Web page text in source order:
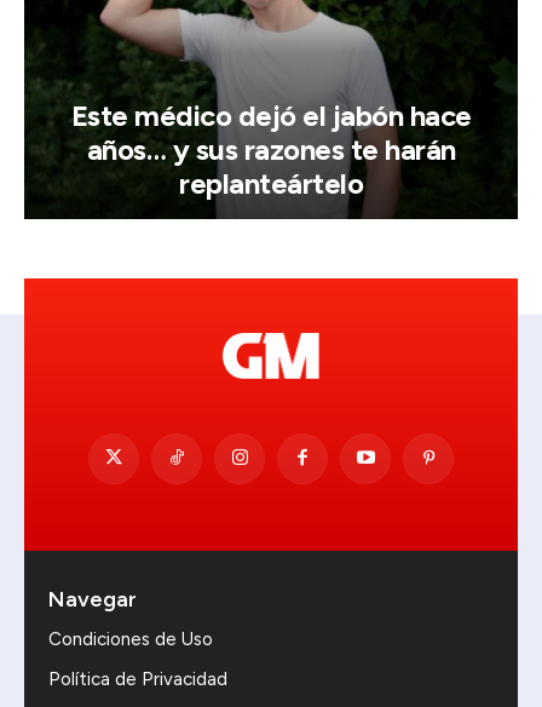
Este médico dejó el jabón hace
años… y sus razones te harán
replanteártelo
Navegar
Condiciones de Uso
Política de Privacidad